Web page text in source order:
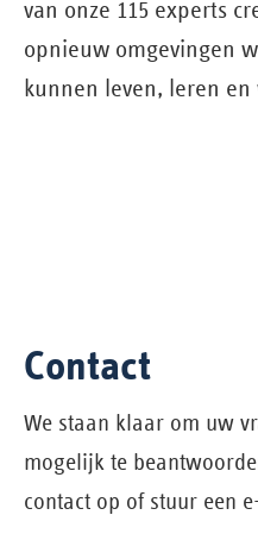
van onze 115 experts
opnieuw omgevingen
kunnen leven, leren en
Contact
We staan klaar om uw
mogelijk te
contact op of stuur een